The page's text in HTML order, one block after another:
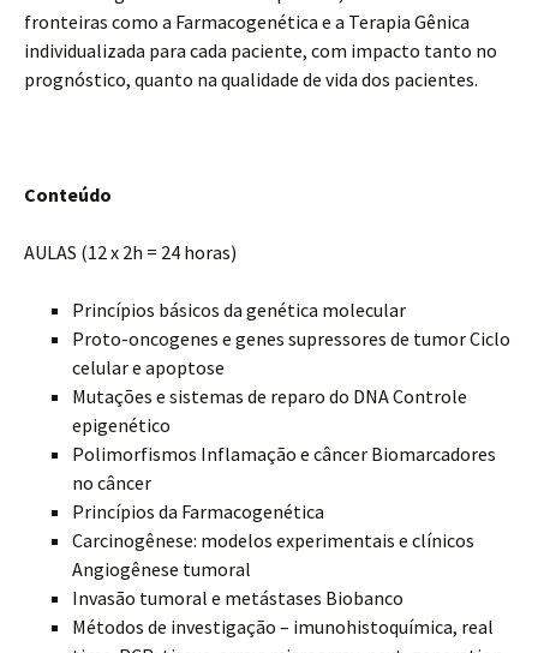
fronteiras como a Farmacogenética e a Terapia Gênica
individualizada para cada paciente, com impacto tanto no
prognóstico, quanto na qualidade de vida dos pacientes.
Conteúdo
AULAS (12 x 2h = 24 horas)
Princípios básicos da genética molecular
Proto-oncogenes e genes supressores de tumor Ciclo
celular e apoptose
Mutações e sistemas de reparo do DNA Controle
epigenético
Polimorfismos Inflamação e câncer Biomarcadores
no câncer
Princípios da Farmacogenética
Carcinogênese: modelos experimentais e clínicos
Angiogênese tumoral
Invasão tumoral e metástases Biobanco
Métodos de investigação – imunohistoquímica, real